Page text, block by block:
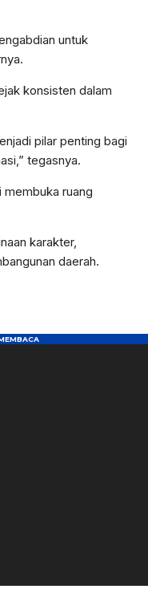
untuk
konsisten dalam
pilar penting bagi
tegasnya.
membuka ruang
karakter,
daerah.